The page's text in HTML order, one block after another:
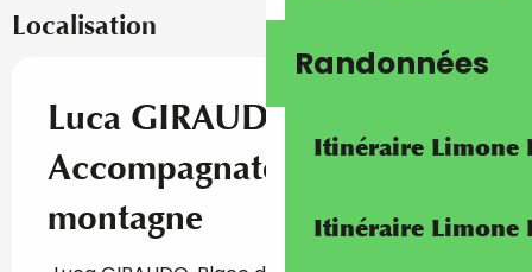
Randonnées
Itinéraire Limone
Itinéraire Limone
Localisation
Luca GIRAUDO,
Accompagnateur en
montagne